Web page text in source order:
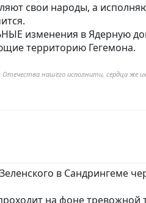
свои народы, а
изменения в Ядерную
территорию Гегемона.
нашего исполнити, сердца же
в Сандрингеме
на фоне тревожной